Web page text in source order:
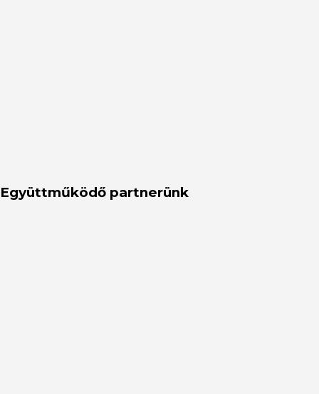
Együttműködő partnerünk